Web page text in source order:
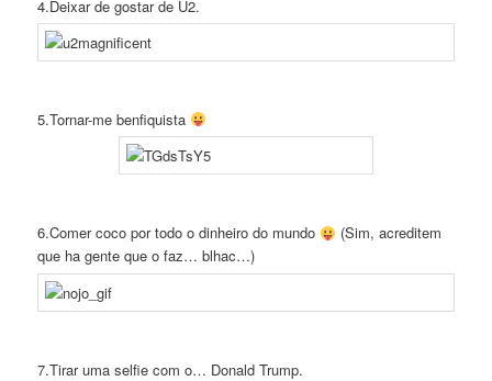
4.Deixar de gostar de U2.
5.Tornar-me benfiquista
6.Comer coco por todo o dinheiro do mundo
(Sim, acreditem
que ha gente que o faz… blhac…)
7.Tirar uma selfie com o… Donald Trump.